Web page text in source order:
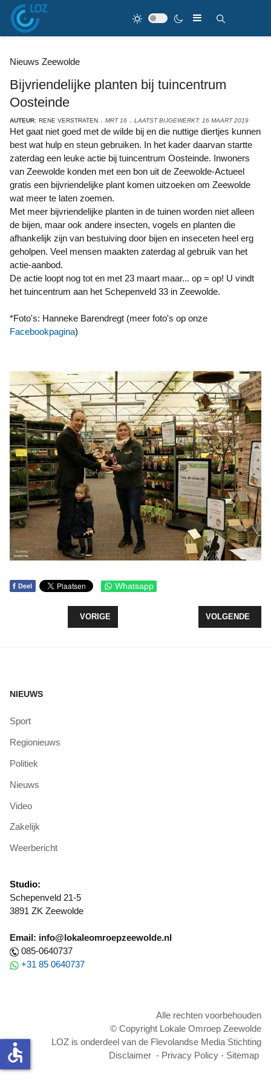
Nieuws Zeewolde
Bijvriendelijke planten bij tuincentrum
Oosteinde
AUTEUR: RENE VERSTRATEN MRT 16 LAATST BIJGEWERKT: 16 MAART 2019
Het gaat niet goed met de wilde bij en die nuttige diertjes kunnen
best wat hulp en steun gebruiken. In het kader daarvan startte
zaterdag een leuke actie bij tuincentrum Oosteinde. Inwoners
van Zeewolde konden met een bon uit de Zeewolde-Actueel
gratis een bijvriendelijke plant komen uitzoeken om Zeewolde
wat meer te laten zoemen.
Met meer bijvriendelijke planten in de tuinen worden niet alleen
de bijen, maar ook andere insecten, vogels en planten die
afhankelijk zijn van bestuiving door bijen en inseceten heel erg
geholpen. Veel mensen maakten zaterdag al gebruik van het
actie-aanbod.
De actie loopt nog tot en met 23 maart maar... op = op! U vindt
het tuincentrum aan het Schepenveld 33 in Zeewolde.
*Foto's: Hanneke Barendregt (meer foto's op onze
Facebookpagina)
f Deel Whatsapp
VORIG ARTIKEL: OVER 'OUDEREN EN WONEN IN
VORIGE VOLGENDE
VOLGENDE
NIEUWS
Sport
Regionieuws
Politiek
Nieuws
Video
Zakelijk
Weerbericht
Studio:
Schepenveld 21-5
3891 ZK Zeewolde
Email: info@lokaleomroepzeewolde.nl
085-0640737
+31 85 0640737
Alle rechten voorbehouden
© Copyright Lokale Omroep Zeewolde
LOZ is onderdeel van de Flevolandse Media Stichting
Disclaimer - Privacy Policy - Sitemap
accessible